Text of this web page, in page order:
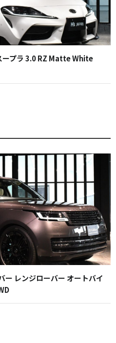
プラ 3.0 RZ Matte White
レンジローバー オートバイ